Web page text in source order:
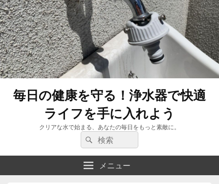
毎日の健康を守る！浄水器で快適
ライフを手に入れよう
クリアな水で始まる、あなたの毎日をもっと素敵に。
検
索:
検
索
メニュー